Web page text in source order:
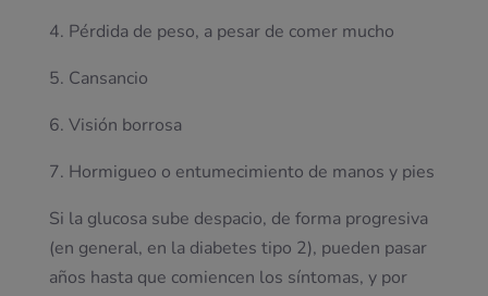
4. Pérdida de peso, a pesar de comer mucho
5. Cansancio
6. Visión borrosa
7. Hormigueo o entumecimiento de manos y pies
Si la glucosa sube despacio, de forma progresiva
(en general, en la diabetes tipo 2), pueden pasar
años hasta que comiencen los síntomas, y por